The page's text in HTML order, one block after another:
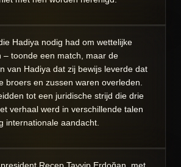
Hadiya nodig had om wettelijke
– toonde een match, maar de
van Hadiya dat zij bewijs leverde dat
broers en zussen waren overleden.
tot een juridische strijd die drie
verhaal werd in verschillende talen
internationale aandacht.